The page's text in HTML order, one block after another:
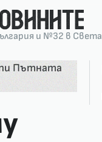
и №32 в Света